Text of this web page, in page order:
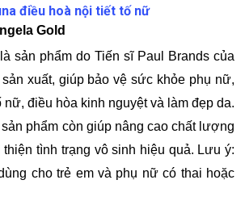
điều hoà nội tiết tố nữ
Gold
sản phẩm do Tiến sĩ Paul Brands của
xuất, giúp bảo vệ sức khỏe phụ nữ,
nữ, điều hòa kinh nguyệt và làm đẹp da.
phẩm còn giúp nâng cao chất lượng
tình trạng vô sinh hiệu quả. Lưu ý:
cho trẻ em và phụ nữ có thai hoặc